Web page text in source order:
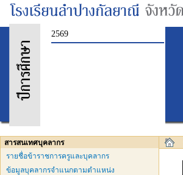
2569
สารสนเทศบุคลากร
รายชื่อข้าราชการครูและบุคลากร
ข้อมูลบุคลากรจำแนกตามตำแหน่ง